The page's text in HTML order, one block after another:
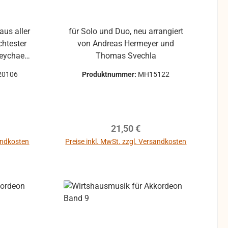
aller
für Solo und Duo, neu arrangiert
von Andreas Hermeyer und
Thomas Svechla
Produktnummer: MH15122
Regulärer Preis:
21,50 €
Preise inkl. MwSt. zzgl. Versandkosten